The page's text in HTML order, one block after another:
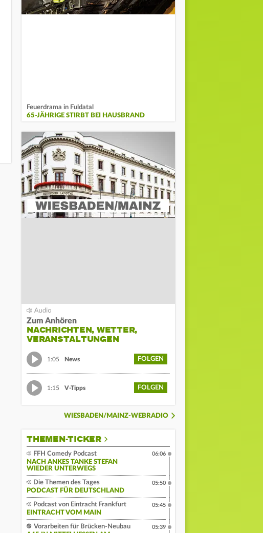
Feuerdrama in Fuldatal
65-JÄHRIGE STIRBT BEI HAUSBRAND
Zum Anhören
NACHRICHTEN, WETTER,
VERANSTALTUNGEN
1:05 News FOLGEN
1:15 V-Tipps FOLGEN
WIESBADEN/MAINZ-WEBRADIO
THEMEN-TICKER
FFH Comedy Podcast
NACH ANKES TANKE STEFAN
WIEDER UNTERWEGS
06:06
Die Themen des Tages
PODCAST FÜR DEUTSCHLAND
05:50
Podcast von Eintracht Frankfurt
EINTRACHT VOM MAIN
05:45
Vorarbeiten für Brücken-Neubau
05:39